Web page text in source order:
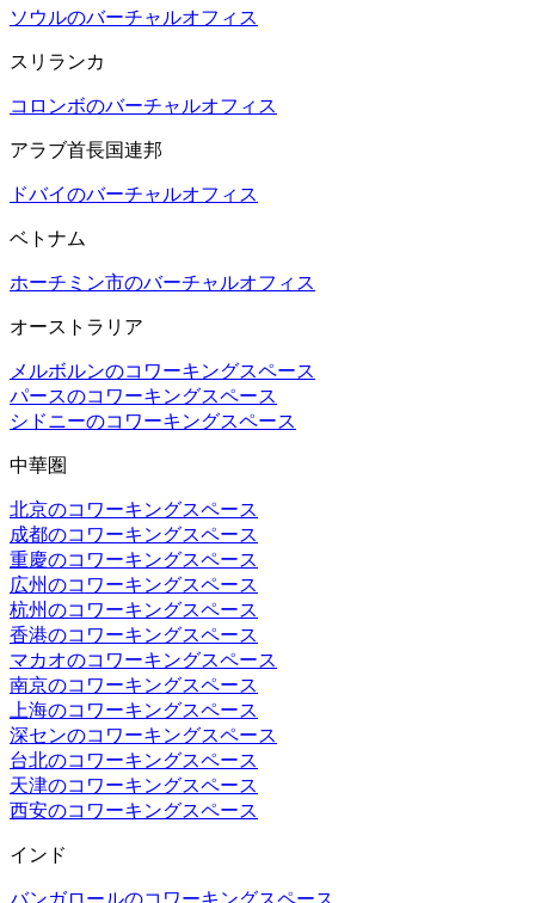
ソウルのバーチャルオフィス
スリランカ
コロンボのバーチャルオフィス
アラブ首長国連邦
ドバイのバーチャルオフィス
ベトナム
ホーチミン市のバーチャルオフィス
オーストラリア
メルボルンのコワーキングスペース
パースのコワーキングスペース
シドニーのコワーキングスペース
中華圏
北京のコワーキングスペース
成都のコワーキングスペース
重慶のコワーキングスペース
広州のコワーキングスペース
杭州のコワーキングスペース
香港のコワーキングスペース
マカオのコワーキングスペース
南京のコワーキングスペース
上海のコワーキングスペース
深センのコワーキングスペース
台北のコワーキングスペース
天津のコワーキングスペース
西安のコワーキングスペース
インド
バンガロールのコワーキングスペース